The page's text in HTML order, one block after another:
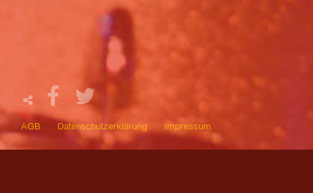
AGB Datenschutzerklärung Impressum